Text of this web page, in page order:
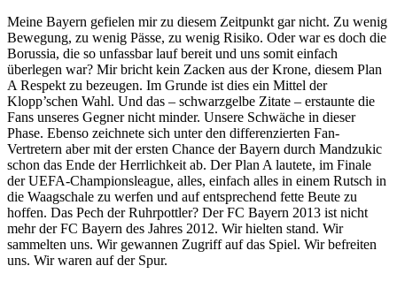
Meine Bayern gefielen mir zu diesem Zeitpunkt gar nicht. Zu wenig
Bewegung, zu wenig Pässe, zu wenig Risiko. Oder war es doch die
Borussia, die so unfassbar lauf bereit und uns somit einfach
überlegen war? Mir bricht kein Zacken aus der Krone, diesem Plan
A Respekt zu bezeugen. Im Grunde ist dies ein Mittel der
Klopp’schen Wahl. Und das – schwarzgelbe Zitate – erstaunte die
Fans unseres Gegner nicht minder. Unsere Schwäche in dieser
Phase. Ebenso zeichnete sich unter den differenzierten Fan-
Vertretern aber mit der ersten Chance der Bayern durch Mandzukic
schon das Ende der Herrlichkeit ab. Der Plan A lautete, im Finale
der UEFA-Championsleague, alles, einfach alles in einem Rutsch in
die Waagschale zu werfen und auf entsprechend fette Beute zu
hoffen. Das Pech der Ruhrpottler? Der FC Bayern 2013 ist nicht
mehr der FC Bayern des Jahres 2012. Wir hielten stand. Wir
sammelten uns. Wir gewannen Zugriff auf das Spiel. Wir befreiten
uns. Wir waren auf der Spur.